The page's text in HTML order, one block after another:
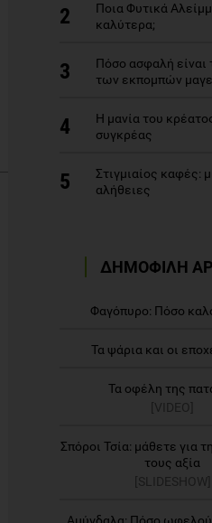
2
Ποια Φυτικά
καλύτερα;
3
Πόσο ασφαλή είναι
των εκπομπών
4
Η μανία του
συγκρέας
5
Στιγμιαίος καφές:
αλήθειες
ΔΗΜΟΦΙΛΗ
Φαγόπυρο: Πόσο
Τα ψάρια και οι
Τα οφέλη της
[VIDEO]
Σπόροι Τσία: μάθετε για
τους αξία
[SLIDESHOW]